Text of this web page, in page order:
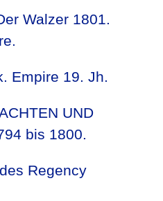
Walzer 1801.
Empire 19. Jh.
UND
bis 1800.
Regency